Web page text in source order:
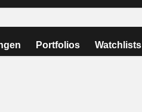
Portfolios Watchlists